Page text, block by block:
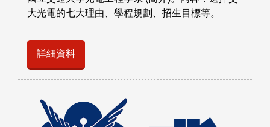
大光電的七大理由、學程規劃、招生目標等。
詳細資料